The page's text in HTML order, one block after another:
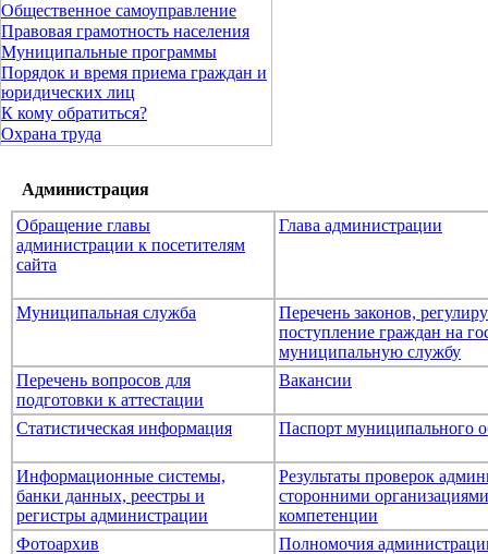
Общественное самоуправление
Правовая грамотность населения
Муниципальные программы
Порядок и время приема граждан и
юридических лиц
К кому обратиться?
Охрана труда
Администрация
Обращение главы
администрации к посетителям
сайта
Глава администрации
Муниципальная служба
Перечень законов,
поступление граждан на
муниципальную службу
Перечень вопросов для
подготовки к аттестации
Вакансии
Статистическая информация Паспорт муниципального
Информационные системы,
банки данных, реестры и
регистры администрации
Результаты проверок
сторонними
компетенции
Фотоархив
Полномочия